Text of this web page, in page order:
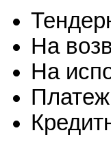
На
На